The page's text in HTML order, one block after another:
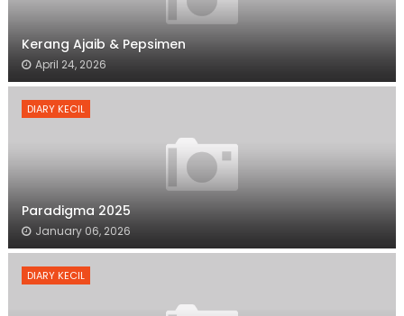
Kerang Ajaib & Pepsimen
April 24, 2026
DIARY KECIL
Paradigma 2025
January 06, 2026
DIARY KECIL